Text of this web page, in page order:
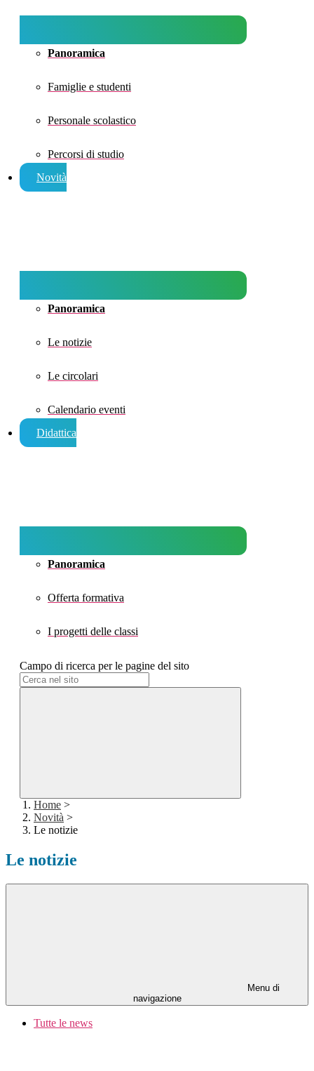
Panoramica
Famiglie e studenti
Personale scolastico
Percorsi di studio
Novità
Panoramica
Le notizie
Le circolari
Calendario eventi
Didattica
Panoramica
Offerta formativa
I progetti delle classi
Campo di ricerca per le pagine del sito
Home >
Novità >
Le notizie
Le notizie
Menu di
navigazione
Tutte le news